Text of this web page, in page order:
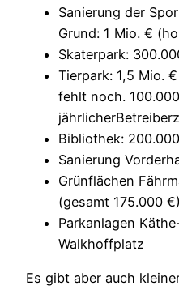
Sanierung der
Grund: 1 Mio. €
Skaterpark:
Tierpark: 1,5 Mio.
fehlt noch.
Bibliothek:
Sanierung
Grünflächen
(gesamt 175.000 €)
Parkanlagen
Walkhoffplatz
Es gibt aber auch